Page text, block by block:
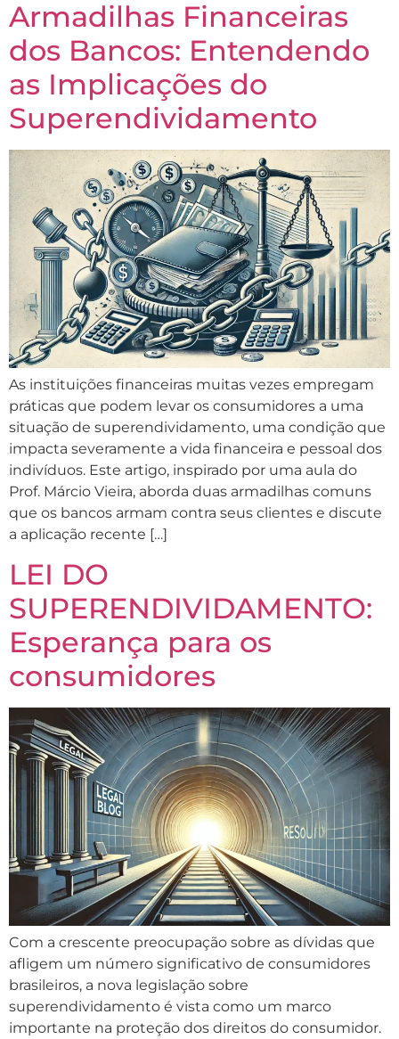
Armadilhas Financeiras
dos Bancos: Entendendo
as Implicações do
Superendividamento
As instituições financeiras muitas vezes empregam
práticas que podem levar os consumidores a uma
situação de superendividamento, uma condição que
impacta severamente a vida financeira e pessoal dos
indivíduos. Este artigo, inspirado por uma aula do
Prof. Márcio Vieira, aborda duas armadilhas comuns
que os bancos armam contra seus clientes e discute
a aplicação recente […]
LEI DO
SUPERENDIVIDAMENTO:
Esperança para os
consumidores
Com a crescente preocupação sobre as dívidas que
afligem um número significativo de consumidores
brasileiros, a nova legislação sobre
superendividamento é vista como um marco
importante na proteção dos direitos do consumidor.